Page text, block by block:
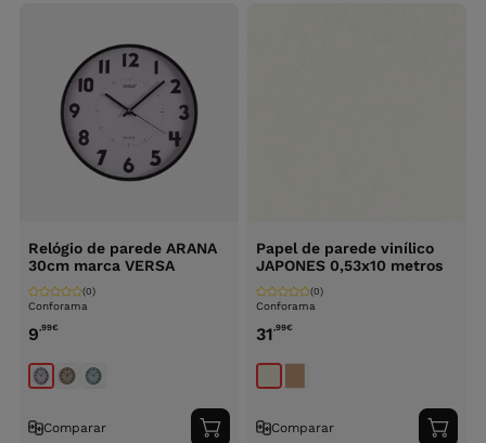
Relógio de parede ARANA
30cm marca VERSA
Conforama
(0)
9,99€
Comparar
Adicionar
Papel de parede vinílico
JAPONES 0,53x10 metros
Conforama
(0)
31,99€
Comparar